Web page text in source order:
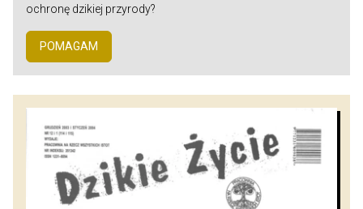
ochronę dzikiej przyrody?
POMAGAM